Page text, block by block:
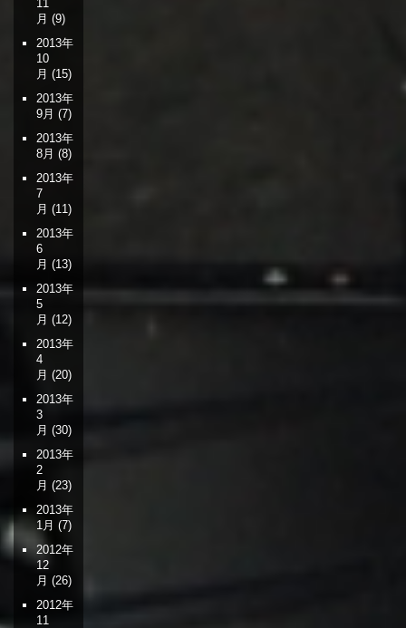
11
月 (9)
2013年
10
月 (15)
2013年
9月 (7)
2013年
8月 (8)
2013年
7
月 (11)
2013年
6
月 (13)
2013年
5
月 (12)
2013年
4
月 (20)
2013年
3
月 (30)
2013年
2
月 (23)
2013年
1月 (7)
2012年
12
月 (26)
2012年
11